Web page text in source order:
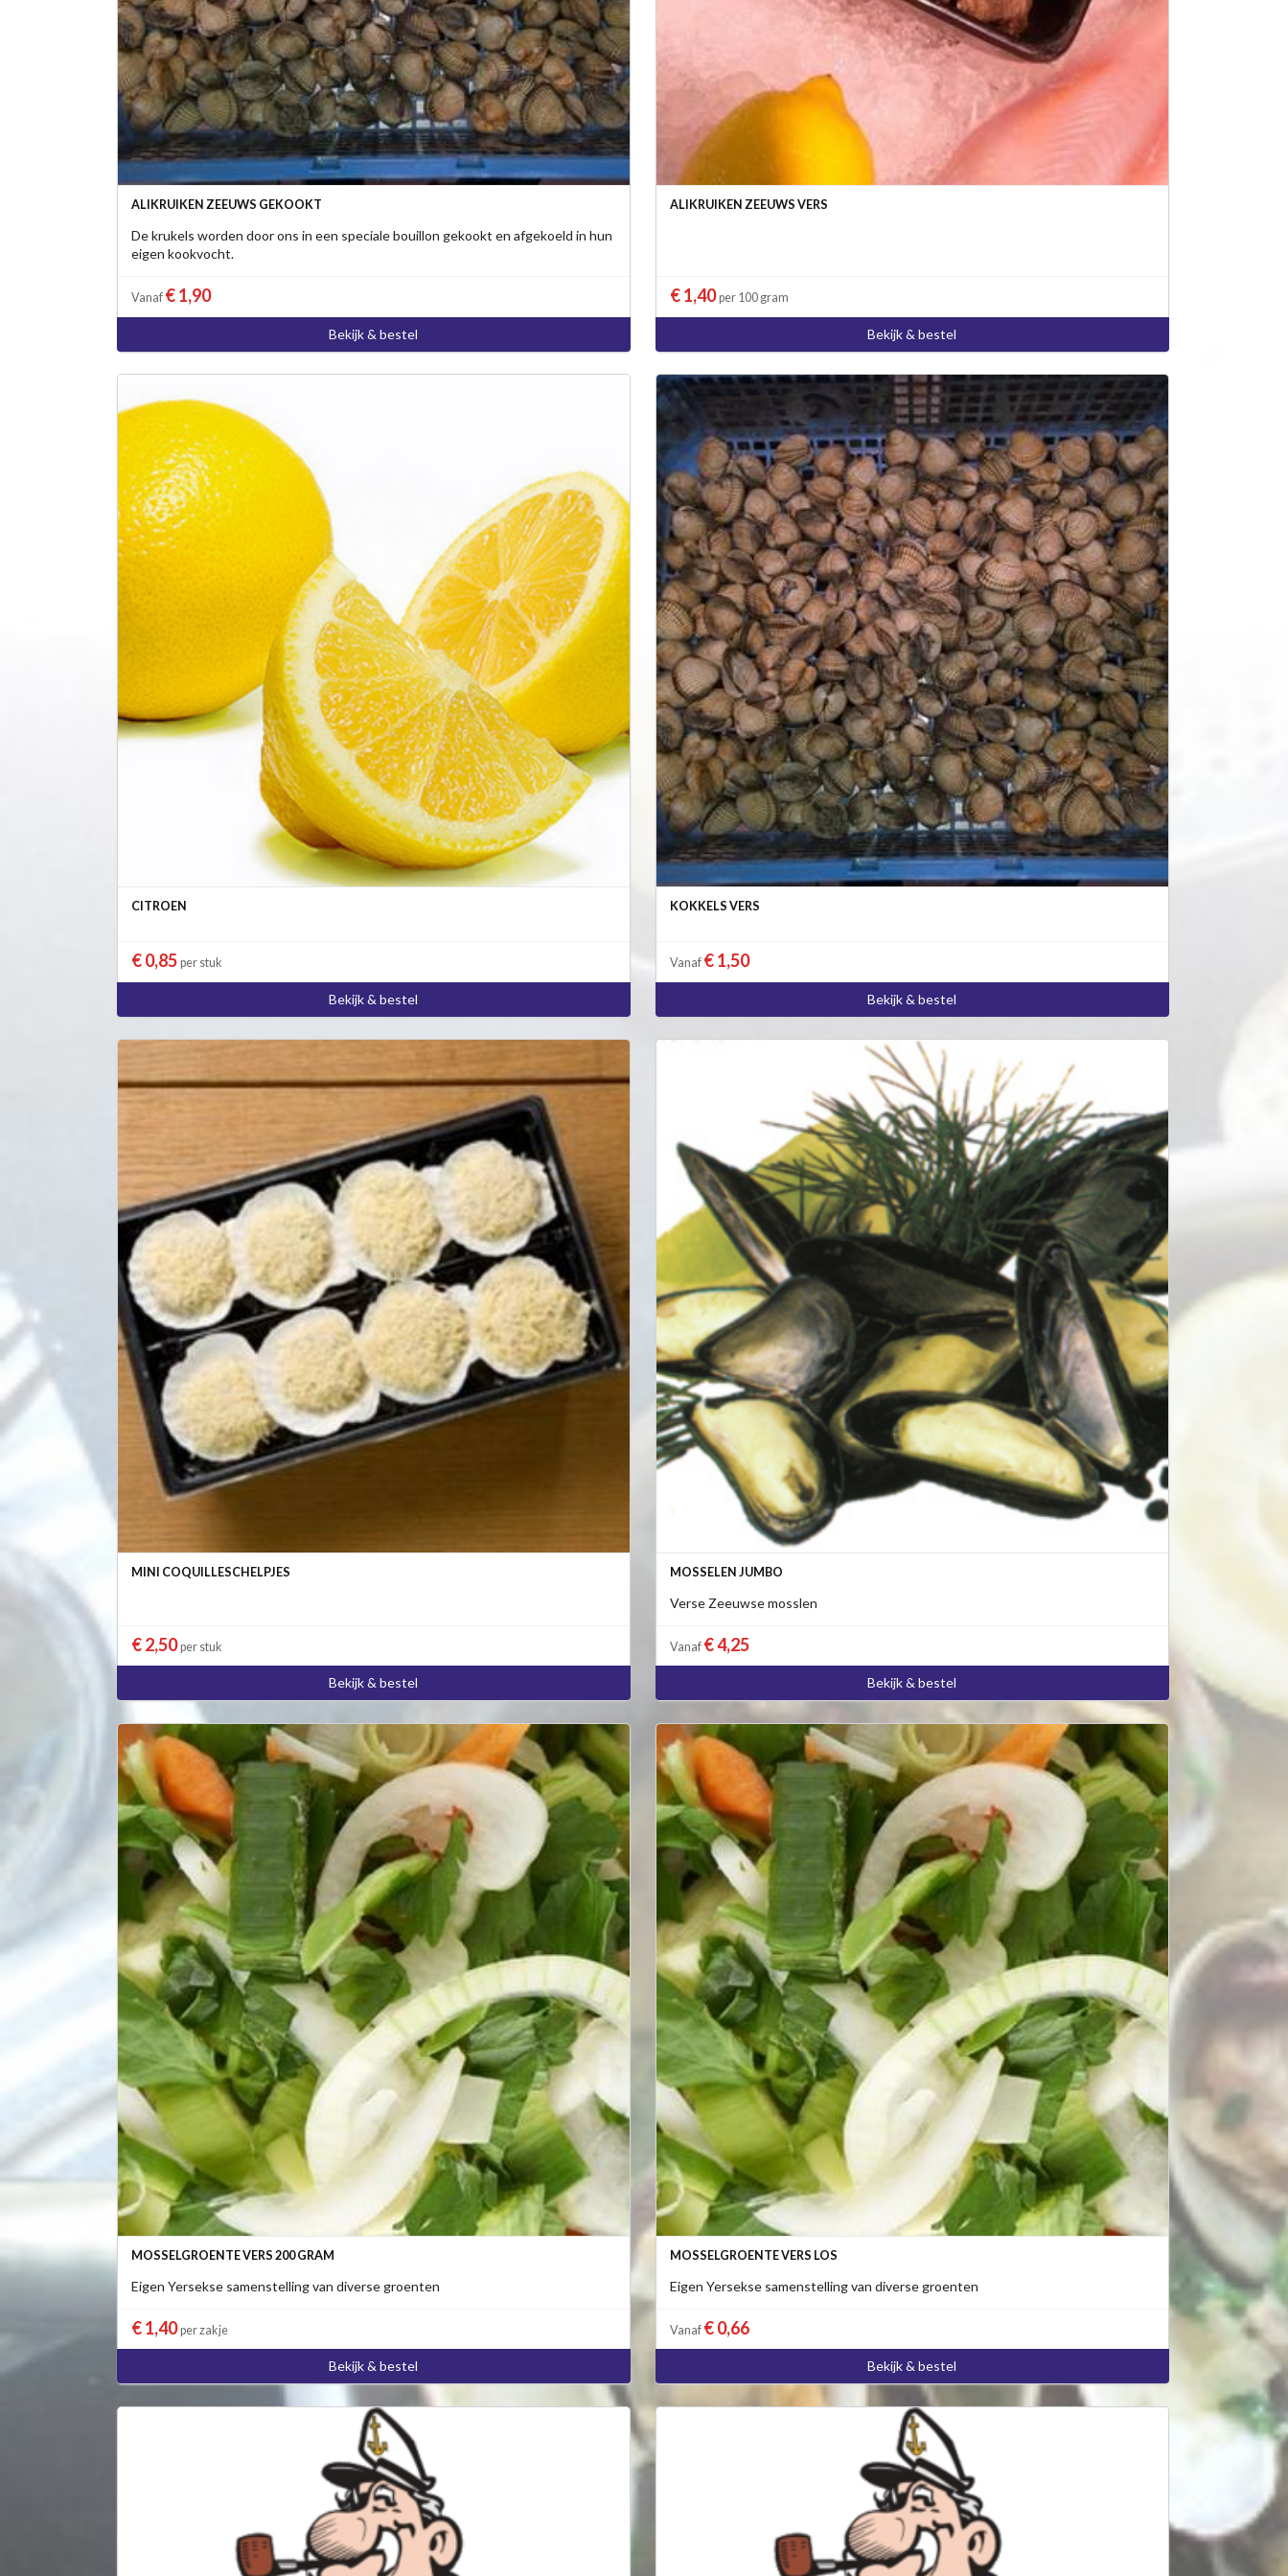
ALIKRUIKEN ZEEUWS GEKOOKT
De krukels worden door ons in een speciale bouillon gekookt en afgekoeld in hun
eigen kookvocht.
Vanaf € 1,90
Bekijk & bestel
ALIKRUIKEN ZEEUWS VERS
€ 1,40per 100 gram
Bekijk & bestel
CITROEN
€ 0,85 per stuk
Bekijk & bestel
KOKKELS VERS
Vanaf € 1,50
Bekijk & bestel
MINI COQUILLESCHELPJES
€ 2,50per stuk
Bekijk & bestel
MOSSELEN JUMBO
Verse Zeeuwse mosslen
Vanaf € 4,25
Bekijk & bestel
MOSSELGROENTE VERS 200 GRAM
Eigen Yersekse samenstelling van diverse groenten
€ 1,40per zakje
Bekijk & bestel
MOSSELGROENTE VERS LOS
Eigen Yersekse samenstelling van diverse groenten
Vanaf € 0,66
Bekijk & bestel